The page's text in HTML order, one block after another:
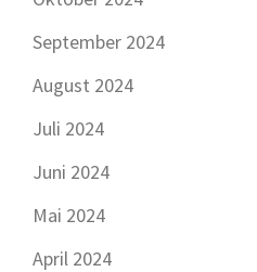
September 2024
August 2024
Juli 2024
Juni 2024
Mai 2024
April 2024